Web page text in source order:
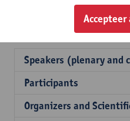
in Bedlewo/Poland (2015), at
in Jena/Germany (2011).
Speakers (plenary and
Participants
Organizers and